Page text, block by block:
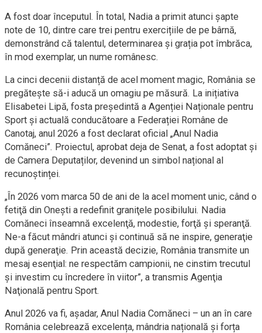
A fost doar începutul. În total, Nadia a primit atunci șapte
note de 10, dintre care trei pentru exercițiile de pe bârnă,
demonstrând că talentul, determinarea și grația pot îmbrăca,
în mod exemplar, un nume românesc.
La cinci decenii distanță de acel moment magic, România se
pregătește să-i aducă un omagiu pe măsură. La inițiativa
Elisabetei Lipă, fosta președintă a Agenției Naționale pentru
Sport și actuală conducătoare a Federației Române de
Canotaj, anul 2026 a fost declarat oficial „Anul Nadia
Comăneci”. Proiectul, aprobat deja de Senat, a fost adoptat și
de Camera Deputaților, devenind un simbol național al
recunoștinței.
„În 2026 vom marca 50 de ani de la acel moment unic, când o
fetiţă din Oneşti a redefinit graniţele posibilului. Nadia
Comăneci înseamnă excelenţă, modestie, forţă şi speranţă.
Ne-a făcut mândri atunci şi continuă să ne inspire, generaţie
după generaţie. Prin această decizie, România transmite un
mesaj esenţial: ne respectăm campionii, ne cinstim trecutul
şi investim cu încredere în viitor”, a transmis Agenţia
Naţională pentru Sport.
Anul 2026 va fi, așadar, Anul Nadia Comăneci – un an în care
România celebrează excelența, mândria națională și forța